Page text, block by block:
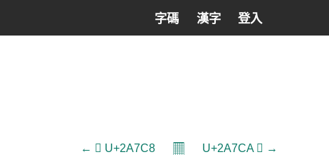
字碼 漢字 登入
← 𪟈 U+2A7C8 𝄜 U+2A7CA 𪟊 →